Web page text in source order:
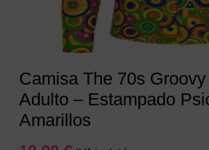
la
de
Camisa The 70s
Adulto – Estampado
Amarillos